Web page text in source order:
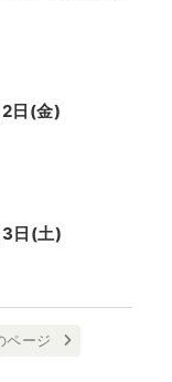
日(金)
日(土)
ページ